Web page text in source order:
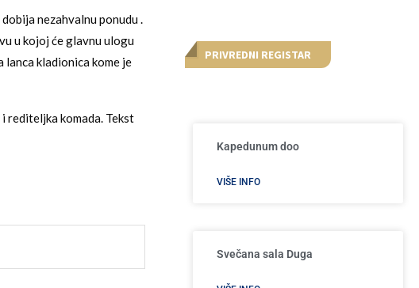
nezahvalnu ponudu .
u kojoj će glavnu ulogu
kladionica kome je
rediteljka komada. Tekst
PRIVREDNI REGISTAR
Kapedunum doo
VIŠE INFO
Svečana sala Duga